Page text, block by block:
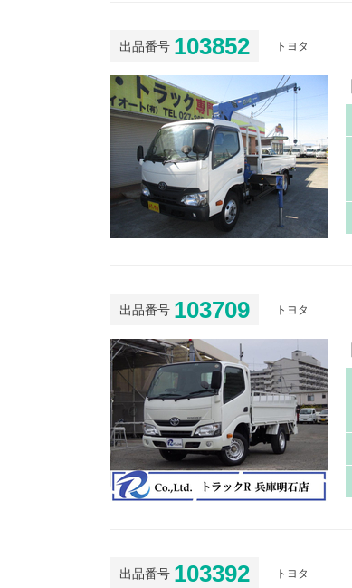
出品番号 103852 トヨタ
出品番号 103709 トヨタ
出品番号 103392 トヨタ